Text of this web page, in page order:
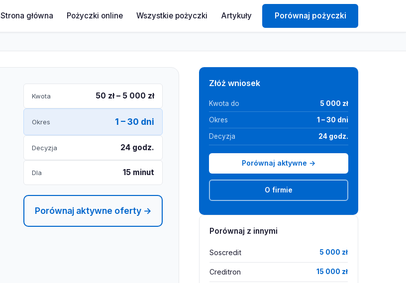
Strona główna Pożyczki online Wszystkie pożyczki Artykuły Porównaj pożyczki
Kwota 50 zł – 5 000 zł
Okres 1 – 30 dni
Decyzja 24 godz.
Dla 15 minut
Porównaj aktywne oferty →
Złóż wniosek
Kwota do 5 000 zł
Okres 1 – 30 dni
Decyzja 24 godz.
Porównaj aktywne →
O firmie
Porównaj z innymi
Soscredit 5 000 zł
Creditron 15 000 zł